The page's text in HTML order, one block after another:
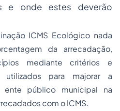
e onde estes deverão
ICMS Ecológico nada
da arrecadação,
mediante critérios e
utilizados para majorar a
público municipal na
com o ICMS.